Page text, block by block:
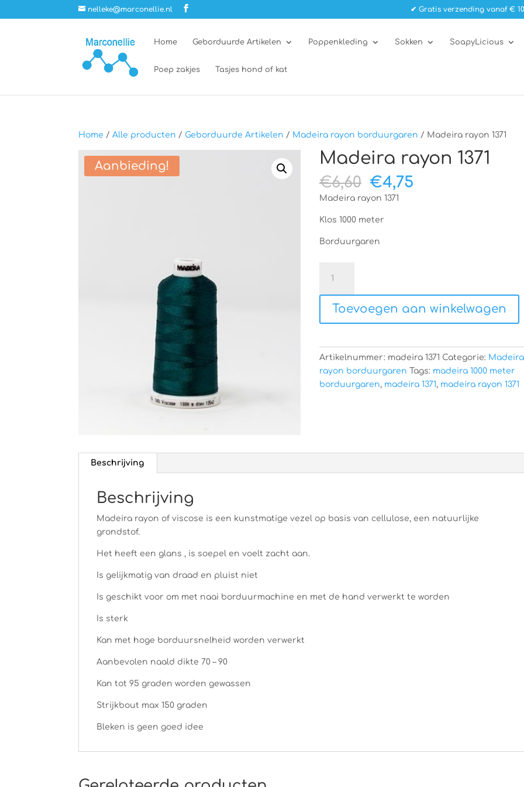
nelleke@marconellie.nl ✔ Gratis verzending vanaf €
Home Geborduurde Artikelen Poppenkleding Sokken SoapyLicious
Poep zakjes Tasjes hond of kat
Home /Alle producten / Geborduurde Artikelen / Madeira rayon borduurgaren / Madeira rayon 1371
Aanbieding! Madeira rayon 1371
€6,60 Oorspronkelijke
prijs
€6,60.
€4,75
Madeira rayon 1371
Klos 1000 meter
Borduurgaren
rayon
1371
aantal
Toevoegen aan winkelwagen
Artikelnummer: madeira 1371 Categorie: Madeira
rayon borduurgaren Tags: madeira 1000 meter
borduurgaren, madeira 1371, madeira rayon 1371
Beschrijving
Beschrijving
Madeira rayon of viscose is een kunstmatige vezel op basis van cellulose, een natuurlijke
grondstof.
Het heeft een glans , is soepel en voelt zacht aan.
Is gelijkmatig van draad en pluist niet
Is geschikt voor om met naai borduurmachine en met de hand verwerkt te worden
Is sterk
Kan met hoge borduursnelheid worden verwerkt
Aanbevolen naald dikte 70 – 90
Kan tot 95 graden worden gewassen
Strijkbout max 150 graden
Bleken is geen goed idee